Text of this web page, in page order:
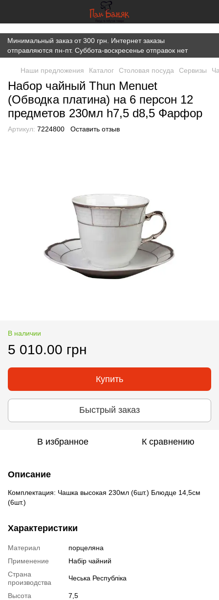
})(window,document,'script','dataLayer','GTM-K7JWBM2W');
Минимальный заказ от 300 грн. Интернет заказы
отправляются пн-пт. Суббота-воскресенье отправок нет
Наши предложения Каталог Cтоловая посуда Сервизы
Набор чайный Thun Menuet
(Обводка платина) на 6 персон 12
предметов 230мл h7,5 d8,5 Фарфор
Артикул: 7224800 Оставить отзыв
В наличии
5 010.00 грн
Купить
Быстрый заказ
В избранное К сравнению
Описание
Комплектация: Чашка высокая 230мл (6шт.) Блюдце 14,5см
(6шт.)
Характеристики
Материал
порцеляна
Применение
Набір чайний
Страна
производства
Чеська Республіка
Высота
7,5